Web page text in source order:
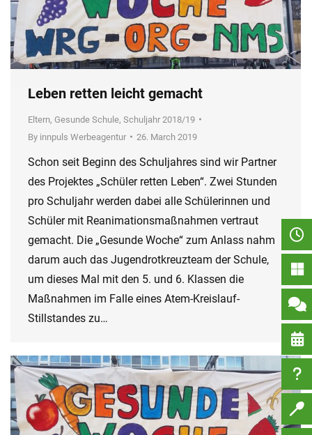
Leben retten leicht gemacht
Eltern, Gesunde Schule, Schuljahr 2018/19
By innpuls Werbeagentur 26. March 2019
Schon seit Beginn des Schuljahres sind wir Partner
des Projektes „Schüler retten Leben“. Zwei Stunden
pro Schuljahr werden dabei alle Schülerinnen und
Schüler mit Reanimationsmaßnahmen vertraut
gemacht. Die „Gesunde Woche“ zum Anlass nahm
darum auch das Jugendrotkreuzteam der Schule,
um dieses Mal mit den 5. und 6. Klassen die
Maßnahmen im Falle eines Atem-Kreislauf-
Stillstandes zu…